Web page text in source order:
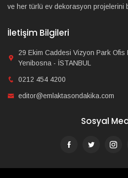
ve her türlü ev dekorasyon projelerini
İletişim Bilgileri
29 Ekim Caddesi Vizyon Park Ofis
Yenibosna - İSTANBUL
0212 454 4200
editor@emlaktasondakika.com
Sosyal